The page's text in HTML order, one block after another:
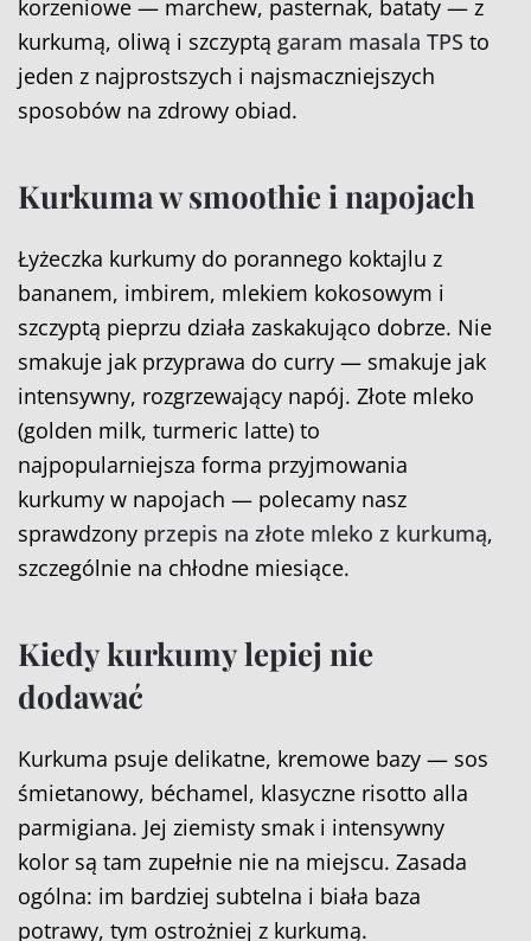
korzeniowe — marchew, pasternak, bataty — z
kurkumą, oliwą i szczyptą garam masala TPS to
jeden z najprostszych i najsmaczniejszych
sposobów na zdrowy obiad.
Kurkuma w smoothie i napojach
Łyżeczka kurkumy do porannego koktajlu z
bananem, imbirem, mlekiem kokosowym i
szczyptą pieprzu działa zaskakująco dobrze. Nie
smakuje jak przyprawa do curry — smakuje jak
intensywny, rozgrzewający napój. Złote mleko
(golden milk, turmeric latte) to
najpopularniejsza forma przyjmowania
kurkumy w napojach — polecamy nasz
sprawdzony przepis na złote mleko z kurkumą,
szczególnie na chłodne miesiące.
Kiedy kurkumy lepiej nie
dodawać
Kurkuma psuje delikatne, kremowe bazy — sos
śmietanowy, béchamel, klasyczne risotto alla
parmigiana. Jej ziemisty smak i intensywny
kolor są tam zupełnie nie na miejscu. Zasada
ogólna: im bardziej subtelna i biała baza
potrawy, tym ostrożniej z kurkumą.